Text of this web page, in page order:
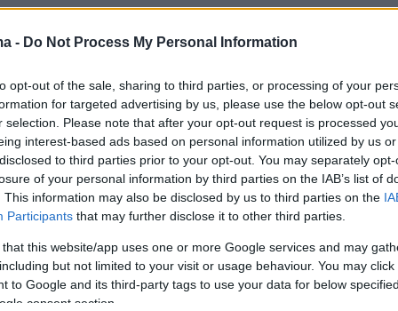
- Do Not Process My Personal Information
opt-out of the sale, sharing to third parties, or processing of your
for targeted advertising by us, please use the below opt-out
selection. Please note that after your opt-out request is processed
interest-based ads based on personal information utilized by us
to third parties prior to your opt-out. You may separately
of your personal information by third parties on the IAB’s list of
This information may also be disclosed by us to third parties on the
Participants that may further disclose it to other third parties.
that this website/app uses one or more Google services and may
but not limited to your visit or usage behaviour. You may
to Google and its third-party tags to use your data for below
consent section.
στη λιγότερη κίνηση και στην πιο
άρθρο του το Forbes, ο εναέριος χώρος
να είναι γεμάτος το πρωί, μιας και όλες οι
ημερών έχουν προσγειωθεί προ
ώρα. καθώς τα αεροπλάνα συσσωρεύονται
την απογείωση, οι ελεγκτές εναέριας
να καθυστερούν τις αναχωρήσεις